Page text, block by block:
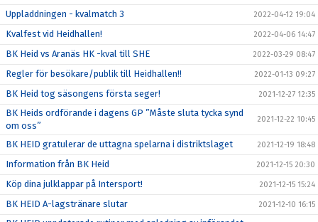
Uppladdningen - kvalmatch 3 2022-04-12 19:04
Kvalfest vid Heidhallen! 2022-04-06 14:47
BK Heid vs Aranäs HK -kval till SHE 2022-03-29 08:47
Regler för besökare/publik till Heidhallen!! 2022-01-13 09:27
BK Heid tog säsongens första seger! 2021-12-27 12:35
BK Heids ordförande i dagens GP ”Måste sluta tycka synd
om oss”
2021-12-22 10:45
BK HEID gratulerar de uttagna spelarna i distriktslaget 2021-12-19 18:48
Information från BK Heid 2021-12-15 20:30
Köp dina julklappar på Intersport! 2021-12-15 15:24
BK HEID A-lagstränare slutar 2021-12-10 16:15